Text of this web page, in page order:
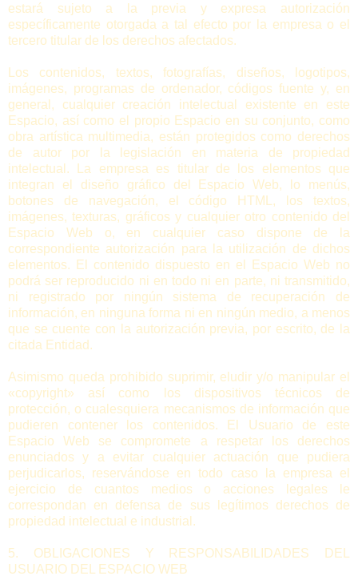
estará sujeto a la previa y expresa autorización
específicamente otorgada a tal efecto por la empresa o el
tercero titular de los derechos afectados.
Los contenidos, textos, fotografías, diseños, logotipos,
imágenes, programas de ordenador, códigos fuente y, en
general, cualquier creación intelectual existente en este
Espacio, así como el propio Espacio en su conjunto, como
obra artística multimedia, están protegidos como derechos
de autor por la legislación en materia de propiedad
intelectual. La empresa es titular de los elementos que
integran el diseño gráfico del Espacio Web, lo menús,
botones de navegación, el código HTML, los textos,
imágenes, texturas, gráficos y cualquier otro contenido del
Espacio Web o, en cualquier caso dispone de la
correspondiente autorización para la utilización de dichos
elementos. El contenido dispuesto en el Espacio Web no
podrá ser reproducido ni en todo ni en parte, ni transmitido,
ni registrado por ningún sistema de recuperación de
información, en ninguna forma ni en ningún medio, a menos
que se cuente con la autorización previa, por escrito, de la
citada Entidad.
Asimismo queda prohibido suprimir, eludir y/o manipular el
«copyright» así como los dispositivos técnicos de
protección, o cualesquiera mecanismos de información que
pudieren contener los contenidos. El Usuario de este
Espacio Web se compromete a respetar los derechos
enunciados y a evitar cualquier actuación que pudiera
perjudicarlos, reservándose en todo caso la empresa el
ejercicio de cuantos medios o acciones legales le
correspondan en defensa de sus legítimos derechos de
propiedad intelectual e industrial.
5. OBLIGACIONES Y RESPONSABILIDADES DEL
USUARIO DEL ESPACIO WEB